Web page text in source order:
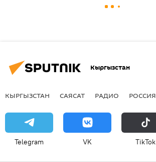
Кыргызстан
КЫРГЫЗСТАН САЯСАТ РАДИО РОССИЯ
Telegram VK ТikТоk